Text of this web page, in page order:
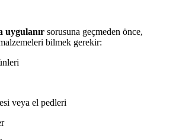
uygulanır sorusuna geçmeden önce,
bilmek gerekir:
veya el pedleri